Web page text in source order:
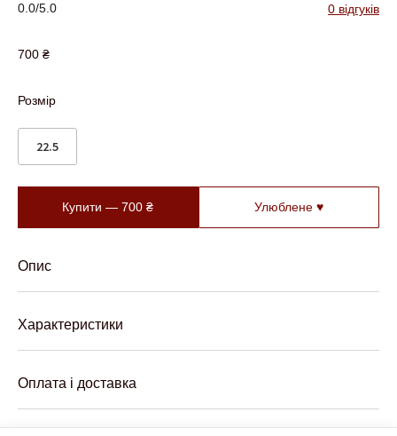
0.0/5.0 0 відгуків
700 ₴
Розмір
22.5
Купити —700₴ Улюблене ♥
Опис
Характеристики
Оплата і доставка